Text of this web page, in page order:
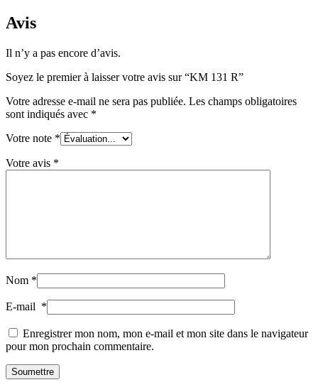
Avis
Il n’y a pas encore d’avis.
Soyez le premier à laisser votre avis sur “KM 131 R”
Votre adresse e-mail ne sera pas publiée. Les champs obligatoires
sont indiqués avec *
Votre note *
Votre avis *
Nom *
E-mail *
Enregistrer mon nom, mon e-mail et mon site dans le navigateur
pour mon prochain commentaire.